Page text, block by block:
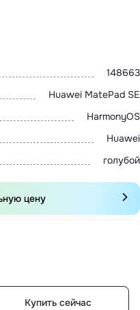
148663
Huawei MatePad SE
HarmonyOS
Huawei
голубой
цену
Купить сейчас